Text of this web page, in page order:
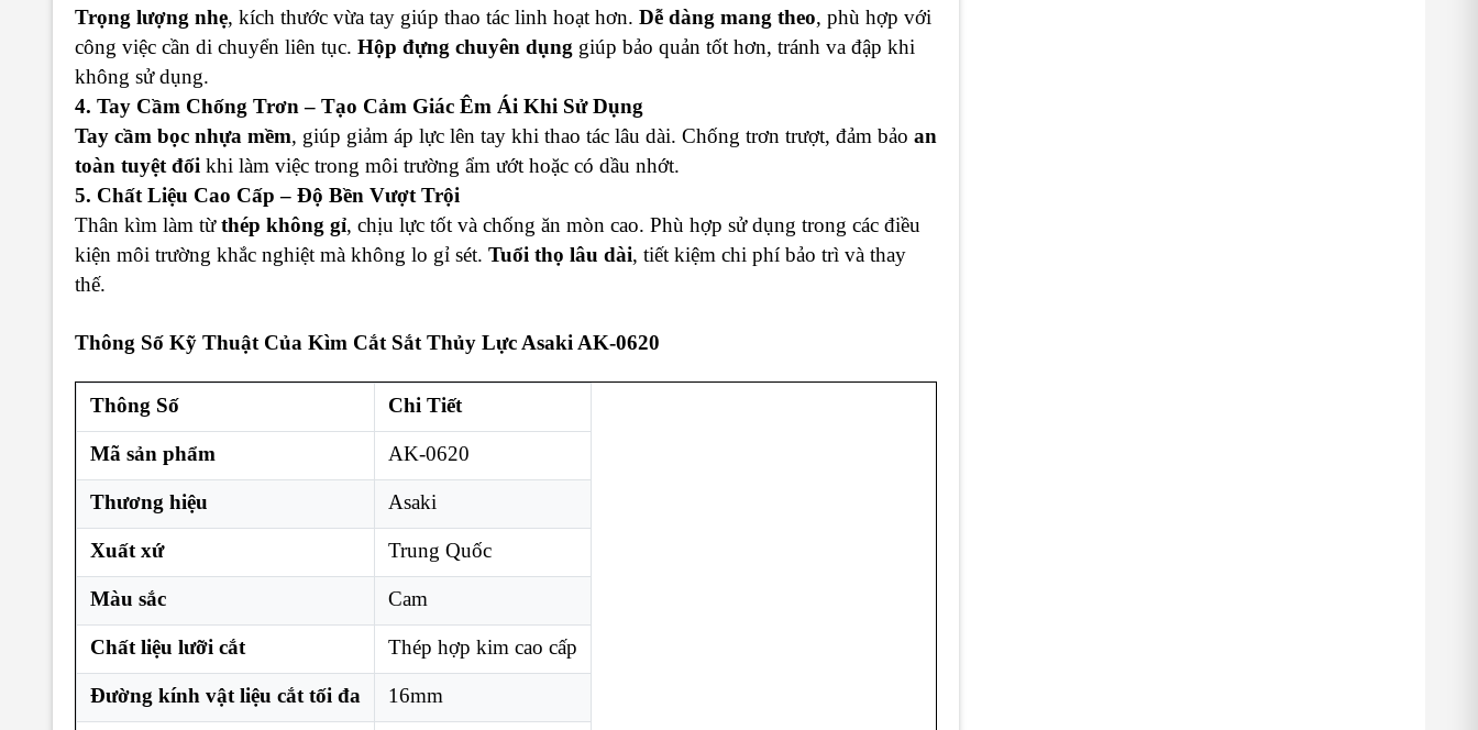
Trọng lượng nhẹ, kích thước vừa tay giúp thao tác linh hoạt hơn. Dễ dàng mang theo, phù hợp với
công việc cần di chuyển liên tục. Hộp đựng chuyên dụng giúp bảo quản tốt hơn, tránh va đập khi
không sử dụng.
4. Tay Cầm Chống Trơn – Tạo Cảm Giác Êm Ái Khi Sử Dụng
Tay cầm bọc nhựa mềm, giúp giảm áp lực lên tay khi thao tác lâu dài. Chống trơn trượt, đảm bảo an
toàn tuyệt đối khi làm việc trong môi trường ẩm ướt hoặc có dầu nhớt.
5. Chất Liệu Cao Cấp – Độ Bền Vượt Trội
Thân kìm làm từthép không gỉ, chịu lực tốt và chống ăn mòn cao. Phù hợp sử dụng trong các điều
kiện môi trường khắc nghiệt mà không lo gỉ sét. Tuổi thọ lâu dài, tiết kiệm chi phí bảo trì và thay
thế.
Thông Số Kỹ Thuật Của Kìm Cắt Sắt Thủy Lực Asaki AK-0620
Thông Số Chi Tiết
Mã sản phẩm AK-0620
Thương hiệu Asaki
Xuất xứ Trung Quốc
Màu sắc Cam
Chất liệu lưỡi cắt Thép hợp kim cao cấp
Đường kính vật liệu cắt tối đa 16mm